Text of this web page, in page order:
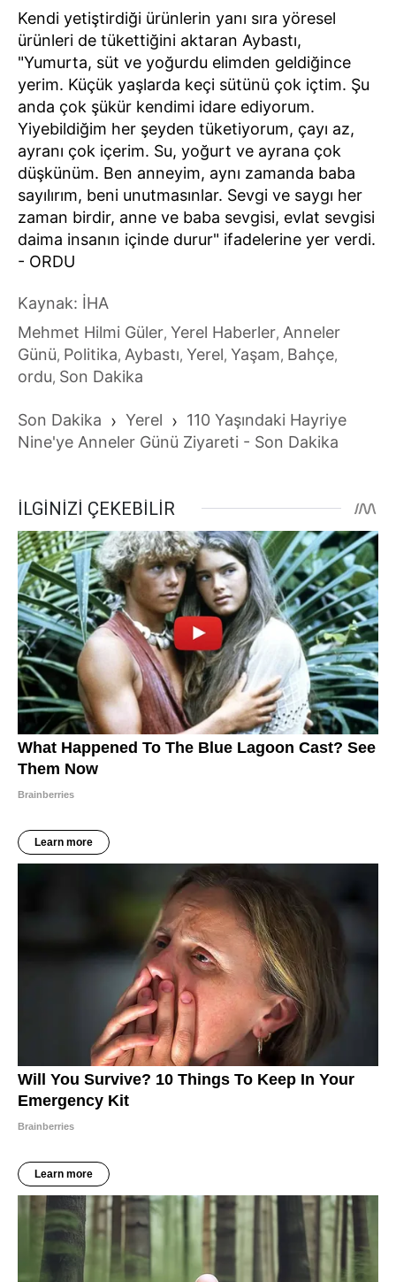
Kendi yetiştirdiği ürünlerin yanı sıra yöresel
ürünleri de tükettiğini aktaran Aybastı,
"Yumurta, süt ve yoğurdu elimden geldiğince
yerim. Küçük yaşlarda keçi sütünü çok içtim. Şu
anda çok şükür kendimi idare ediyorum.
Yiyebildiğim her şeyden tüketiyorum, çayı az,
ayranı çok içerim. Su, yoğurt ve ayrana çok
düşkünüm. Ben anneyim, aynı zamanda baba
sayılırım, beni unutmasınlar. Sevgi ve saygı her
zaman birdir, anne ve baba sevgisi, evlat sevgisi
daima insanın içinde durur" ifadelerine yer verdi.
- ORDU
Kaynak: İHA
Mehmet Hilmi Güler, Yerel Haberler, Anneler
Günü, Politika, Aybastı, Yerel, Yaşam, Bahçe,
ordu, Son Dakika
Son Dakika › Yerel › 110 Yaşındaki Hayriye
Nine'ye Anneler Günü Ziyareti - Son Dakika